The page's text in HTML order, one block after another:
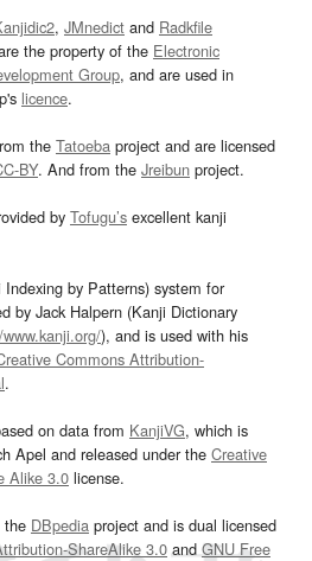
, JMnedict and Radkfile
the property of the Electronic
Group, and are used in
licence.
the Tatoeba project and are licensed
BY. And from the Jreibun project.
by Tofugu’s excellent kanji
by Patterns) system for
by Jack Halpern (Kanji Dictionary
), and is used with his
Commons Attribution-
.
on data from KanjiVG, which is
Apel and released under the Creative
Alike 3.0 license.
the DBpedia project and is dual licensed
ShareAlike 3.0and GNU Free